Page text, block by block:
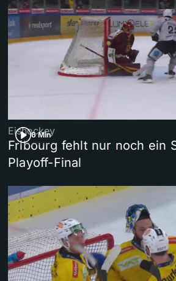
6 Min
Eishockey
Fribourg fehlt nur noch ein
Playoff-Final